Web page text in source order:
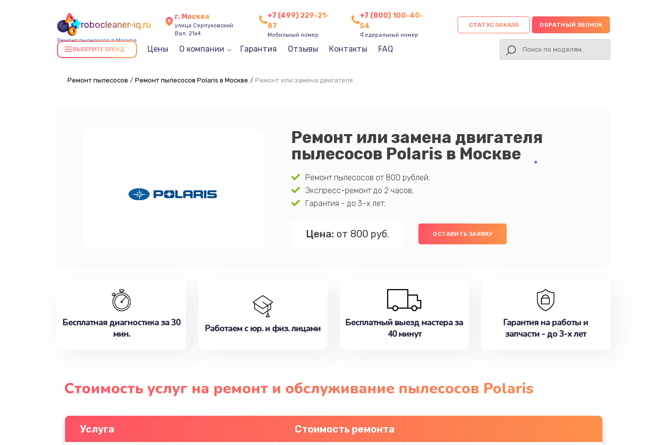
robocleaner-iq.ru
Ремонт пылесосов в Москве
г. Москва
улица Серпуховский
Вал, 21к4
+7 (499) 229-21-
87
Мобильный номер
+7 (800) 100-40-
54
Федеральный номер
СТАТУС ЗАКАЗА ОБРАТНЫЙ ЗВОНОК
ВЫБЕРИТЕ БРЕНД Цены О компании Гарантия Отзывы Контакты FAQ
Ремонт пылесосов / Ремонт пылесосов Polaris в Москве / Ремонт или замена двигателя
Ремонт или замена двигателя
пылесосов Polaris в Москве
Ремонт пылесосов от 800 рублей;
Экспресс-ремонт до 2 часов;
Гарантия - до 3-х лет;
Цена: от 800 руб. ОСТАВИТЬ ЗАЯВКУ
Бесплатная диагностика за 30
мин.
Работаем с юр. и физ. лицами
Бесплатный выезд мастера за
40 минут
Гарантия на работы и
запчасти - до 3-х лет
Стоимость услуг на ремонт и обслуживание пылесосов Polaris
Услуга Стоимость ремонта